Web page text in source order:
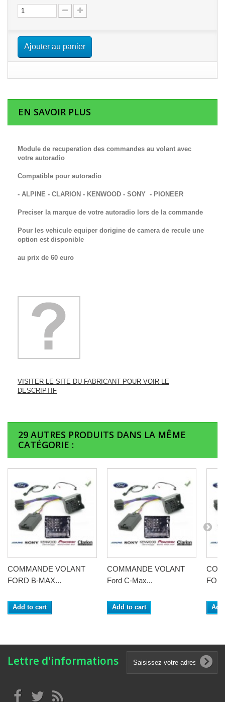
Ajouter au panier
EN SAVOIR PLUS
Module de recuperation des commandes au volant avec
votre autoradio
Compatible pour autoradio
- ALPINE - CLARION - KENWOOD - SONY - PIONEER
Preciser la marque de votre autoradio lors de la commande
Pour les vehicule equiper dorigine de camera de recule une
option est disponible
au prix de 60 euro
VISITER LE SITE DU FABRICANT POUR VOIR LE
DESCRIPTIF
29 AUTRES PRODUITS DANS LA MÊME
CATÉGORIE :
COMMANDE VOLANT
FORD B-MAX...
Add to cart
COMMANDE VOLANT
Ford C-Max...
Add to cart
Lettre d'informations